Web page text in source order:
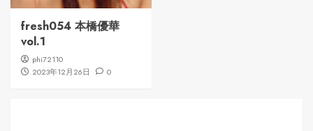
fresh054 本橋優華
vol.1
phi72110
2023年12月26日
0